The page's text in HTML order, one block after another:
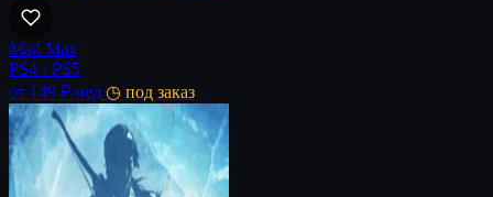
Mad Max
PS4 · PS5
от 149 ₽/нед ◷ под заказ